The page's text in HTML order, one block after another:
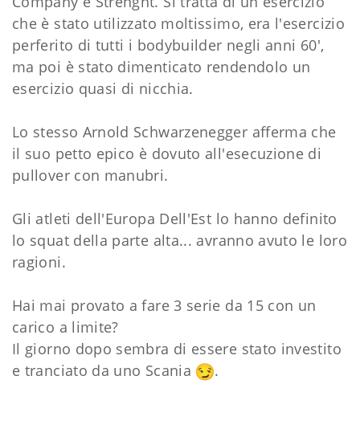
che è stato utilizzato moltissimo, era l'esercizio
perferito di tutti i bodybuilder negli anni 60',
ma poi è stato dimenticato rendendolo un
esercizio quasi di nicchia.
Lo stesso Arnold Schwarzenegger afferma che
il suo petto epico è dovuto all'esecuzione di
pullover con manubri.
Gli atleti dell'Europa Dell'Est lo hanno definito
lo squat della parte alta... avranno avuto le loro
ragioni.
Hai mai provato a fare 3 serie da 15 con un
carico a limite?
Il giorno dopo sembra di essere stato investito
e tranciato da uno Scania
.